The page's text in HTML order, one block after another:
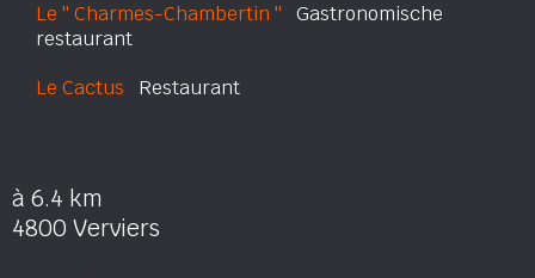
Le '' Charmes-Chambertin '' Gastronomische
restaurant
Le Cactus Restaurant
à 6.4 km
4800 Verviers